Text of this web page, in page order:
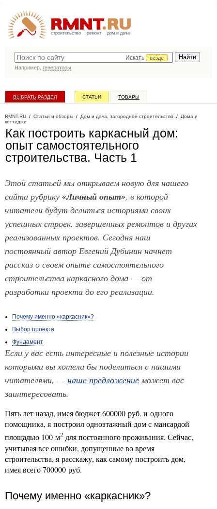
строительство ремонт дом и дача
Искать
везде
Например, генераторы
ВЫБРАТЬ РАЗДЕЛ СТАТЬИ ТОВАРЫ
RMNT.RU / Статьи и обзоры / Дом и дача, загородное строительство / Дома и
коттеджи
Как построить каркасный дом:
опыт самостоятельного
строительства. Часть 1
Этой статьей мы открываем новую для нашего
сайта рубрику «Личный опыт», в которой
читатели будут делиться историями своих
успешных строек, завершенных ремонтов и других
реализованных проектов. Сегодня наш
постоянный автор Евгений Дубинин начнет
рассказ о своем опыте самостоятельного
строительства каркасного дома — от
разработки проекта до его реализации.
Почему именно «каркасник»?
Выбор проекта
Фундамент
Если у вас есть интересные и полезные истории
которыми вы хотели бы поделиться с нашими
читателями, —наше предложениеможет вас
заинтересовать.
Пять лет назад, имея бюджет 600000 руб. и одного
помощника, я построил одноэтажный дом с мансардой
площадью 100 м2 для постоянного проживания. Сейчас,
учитывая все ошибки, допущенные во время
строительства, я расскажу, как самому построить дом,
имея всего 700000 руб.
Почему именно «каркасник»?